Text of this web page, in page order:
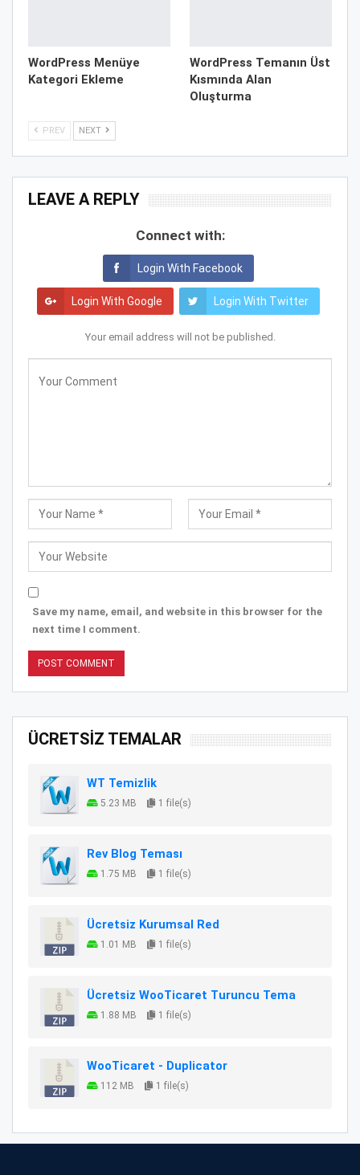
WordPress Menüye
Kategori Ekleme
WordPress Temanın Üst
Kısmında Alan
Oluşturma
PREV NEXT
LEAVE A REPLY
Connect with:
Login With Facebook
Login With Google Login With Twitter
Your email address will not be published.
Save my name, email, and website in this browser for the
next time I comment.
ÜCRETSİZ TEMALAR
WT Temizlik
5.23 MB 1 file(s)
Rev Blog Teması
1.75 MB 1 file(s)
Ücretsiz Kurumsal Red
1.01 MB 1 file(s)
Ücretsiz WooTicaret Turuncu Tema
1.88 MB 1 file(s)
WooTicaret - Duplicator
112 MB 1 file(s)